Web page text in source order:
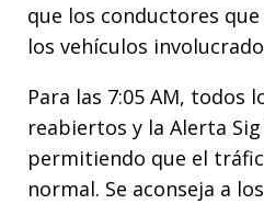
que los conductores
los vehículos
Para las 7:05 AM, todos
reabiertos y la Alerta
permitiendo que el
normal. Se aconseja a